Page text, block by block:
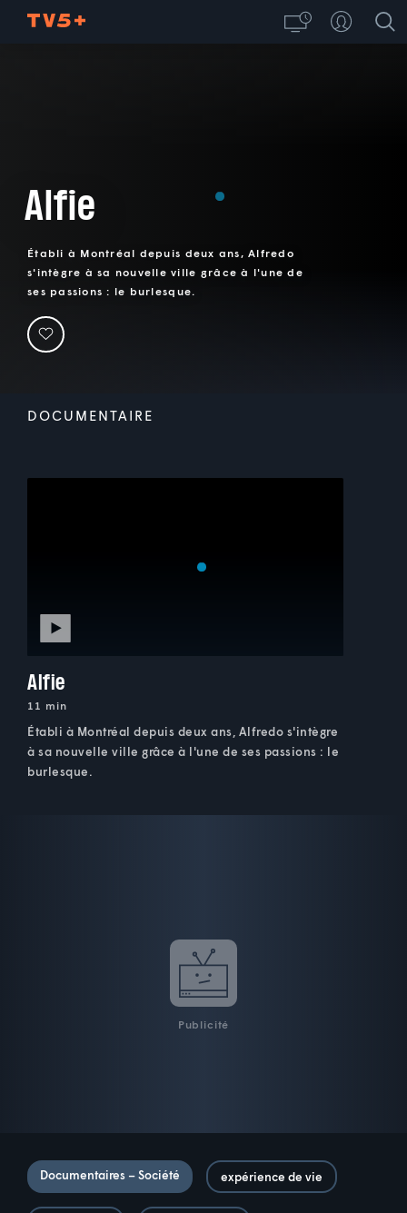
Alfie
Établi à Montréal depuis deux ans, Alfredo
s'intègre à sa nouvelle ville grâce à l'une de
ses passions : le burlesque.
DOCUMENTAIRE
Alfie
11 min
Établi à Montréal depuis deux ans, Alfredo s'intègre
à sa nouvelle ville grâce à l'une de ses passions : le
burlesque.
Publicité
Documentaires – Société expérience de vie